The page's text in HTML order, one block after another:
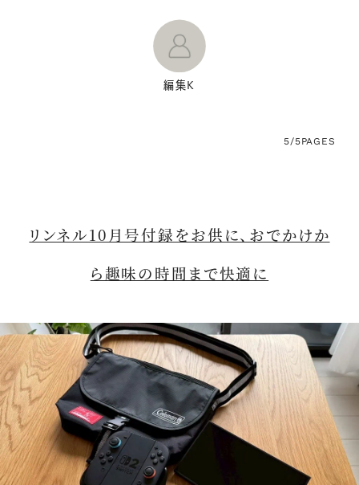
編集K
5/5PAGES
リンネル10月号付録をお供に、おでかけか
ら趣味の時間まで快適に